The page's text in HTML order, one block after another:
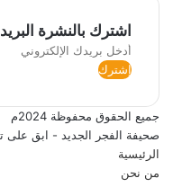
اشترك بالنشرة
أدخل
بريدك
جميع الحقوق محفوظة 2024م
صحيفة الفجر الجديد - ابق
الرئيسية
من نحن